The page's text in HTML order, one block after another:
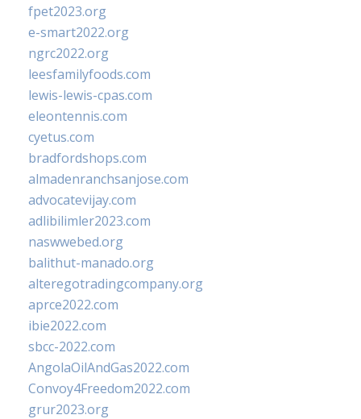
fpet2023.org
e-smart2022.org
ngrc2022.org
leesfamilyfoods.com
lewis-lewis-cpas.com
eleontennis.com
cyetus.com
bradfordshops.com
almadenranchsanjose.com
advocatevijay.com
adlibilimler2023.com
naswwebed.org
balithut-manado.org
alteregotradingcompany.org
aprce2022.com
ibie2022.com
sbcc-2022.com
AngolaOilAndGas2022.com
Convoy4Freedom2022.com
grur2023.org